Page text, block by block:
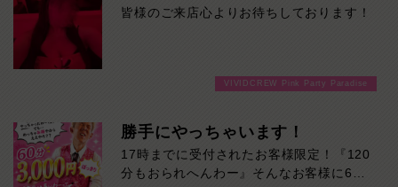
皆様のご来店心よりお待ちしております！
VIVIDCREW Pink Party Paradise
勝手にやっちゃいます！
17時までに受付されたお客様限定！『120
分もおられへんわー』そんなお客様に60